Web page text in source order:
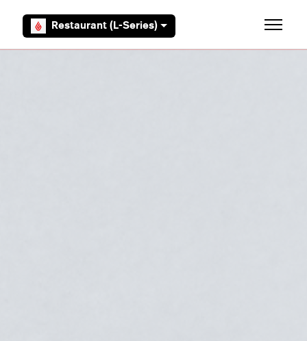
Restaurant (L-Series) Ouvrir/